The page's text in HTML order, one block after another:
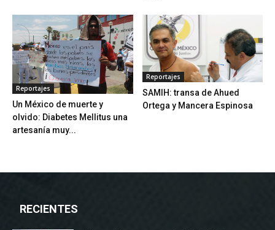
Reportajes
Un México de muerte y
olvido: Diabetes Mellitus una
artesanía muy...
Reportajes
SAMIH: transa de Ahued
Ortega y Mancera Espinosa
RECIENTES